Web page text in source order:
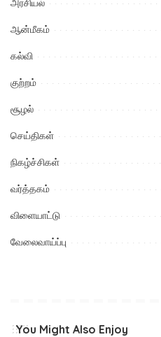
அரசியல்
ஆன்மீகம்
கல்வி
குற்றம்
சூழல்
செய்திகள்
நிகழ்ச்சிகள்
வர்த்தகம்
விளையாட்டு
வேலைவாய்ப்பு
You Might Also Enjoy